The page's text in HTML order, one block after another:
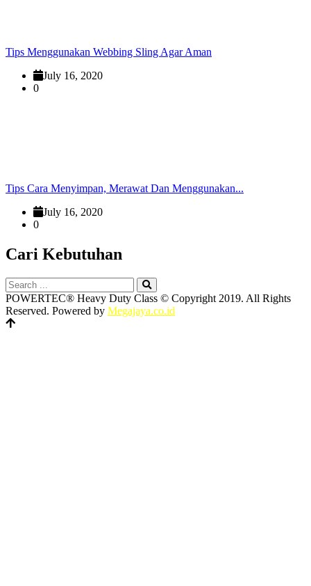
Tips Menggunakan Webbing Sling Agar Aman
July 16, 2020
0
Tips Cara Menyimpan, Merawat Dan Menggunakan...
July 16, 2020
0
Cari Kebutuhan
POWERTEC®️ Heavy Duty Class © Copyright 2019. All Rights
Reserved. Powered by Megajaya.co.id